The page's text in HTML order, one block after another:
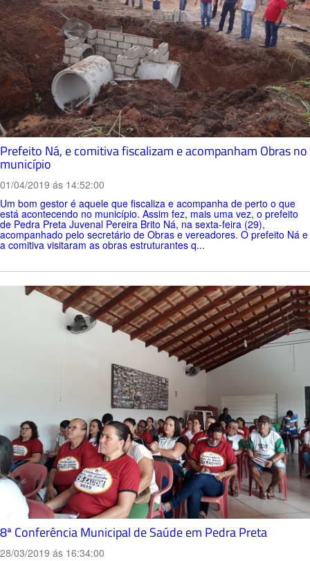
Prefeito Ná, e comitiva fiscalizam e acompanham Obras no
município
01/04/2019 ás 14:52:00
Um bom gestor é aquele que fiscaliza e acompanha de perto o que
está acontecendo no município. Assim fez, mais uma vez, o prefeito
de Pedra Preta Juvenal Pereira Brito Ná, na sexta-feira (29),
acompanhado pelo secretário de Obras e vereadores. O prefeito Ná e
a comitiva visitaram as obras estruturantes q...
8ª Conferência Municipal de Saúde em Pedra Preta
28/03/2019 ás 16:34:00